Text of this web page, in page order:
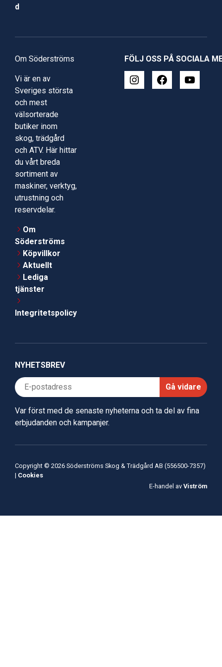
d
Om Söderströms
Vi är en av
Sveriges största
och mest
välsorterade
butiker inom
skog, trädgård
och ATV. Här hittar
du vårt breda
sortiment av
maskiner, verktyg,
utrustning och
reservdelar.
Om
Söderströms
Köpvillkor
Aktuellt
Lediga
tjänster
Integritetspolicy
FÖLJ OSS PÅ SOCIALA
NYHETSBREV
Gå vidare
Var först med de senaste nyheterna och ta del av fina
erbjudanden och kampanjer.
Copyright © 2026 Söderströms Skog & Trädgård AB (556500-7357)
| Cookies
E-handel av Viström